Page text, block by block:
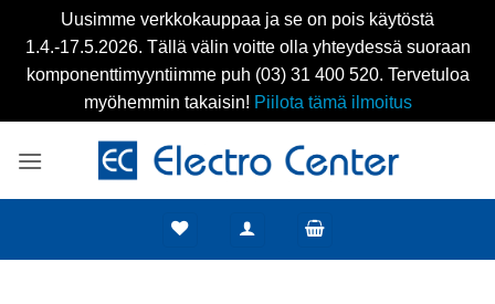
Uusimme verkkokauppaa ja se on pois käytöstä
1.4.-17.5.2026. Tällä välin voitte olla yhteydessä suoraan
komponenttimyyntiimme puh (03) 31 400 520. Tervetuloa
myöhemmin takaisin! Piilota tämä ilmoitus